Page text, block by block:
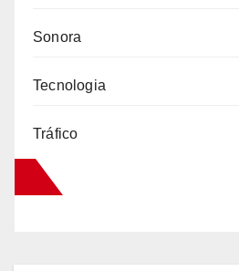
Sonora
Tecnologia
Tráfico